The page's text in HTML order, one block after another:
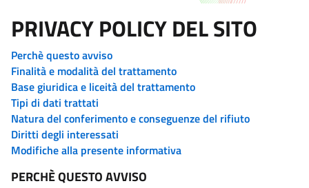
PRIVACY POLICY DEL SITO
Perchè questo avviso
Finalità e modalità del trattamento
Base giuridica e liceità del trattamento
Tipi di dati trattati
Natura del conferimento e conseguenze del rifiuto
Diritti degli interessati
Modifiche alla presente informativa
PERCHÈ QUESTO AVVISO